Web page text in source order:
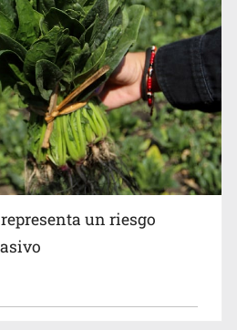
un riesgo